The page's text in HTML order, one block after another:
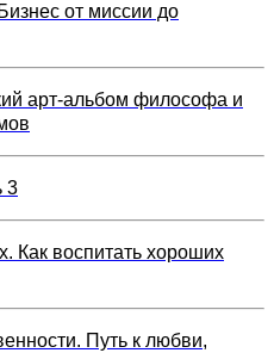
от миссии до
арт-альбом философа и
3
Как воспитать хороших
Путь к любви,